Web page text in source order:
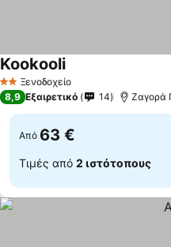
2 ΑστέριαΞενοδοχείο
Kookooli
8,9 Εξαιρετικό 14 Ζαγορά
Από 63 €
Τιμές από 2 ιστότοπους